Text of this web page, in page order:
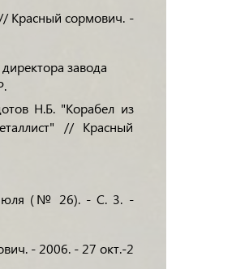
Красный сормович. -
завода
Н.Б. "Корабел из
// Красный
(№ 26). - С. 3. -
- 2006. - 27 окт.-2